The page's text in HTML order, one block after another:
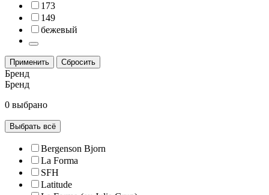
173
149
бежевый
Применить Сбросить
Бренд
Бренд
0 выбрано
Выбрать всё
Bergenson Bjorn
La Forma
SFH
Latitude